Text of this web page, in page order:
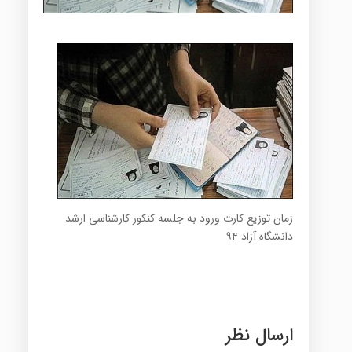
زمان توزیع کارت ورود به جلسه کنکور کارشناسی ارشد
دانشگاه آزاد ۹۴
ارسال نظر